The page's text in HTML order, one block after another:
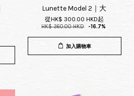
Lunette Model 2｜大
從HK$ 300.00 HKD起
HK$ 360.00 HKD -16.7%
加入購物車